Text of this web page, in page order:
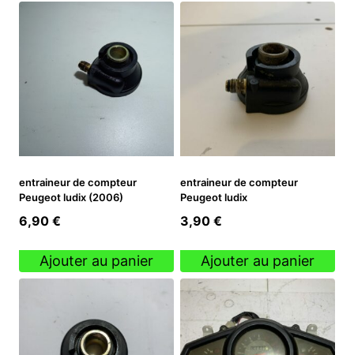
entraineur de compteur
Peugeot ludix (2006)
6,90 €
Ajouter au panier
entraineur de compteur
Peugeot ludix
3,90 €
Ajouter au panier